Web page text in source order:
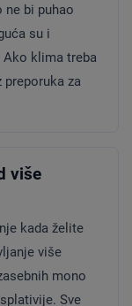
ne bi puhao
su i
Ako klima treba
za
više
kada želite
više
mono
Sve